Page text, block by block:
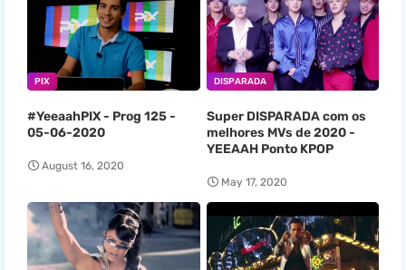
PIX
#YeeaahPIX - Prog 125 -
05-06-2020
August 16, 2020
DISPARADA
Super DISPARADA com os
melhores MVs de 2020 -
YEEAAH Ponto KPOP
May 17, 2020